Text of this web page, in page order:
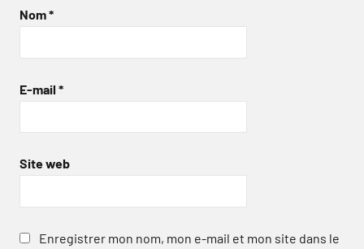
Nom*
E-mail *
Site web
Enregistrer mon nom, mon e-mail et mon site dans le